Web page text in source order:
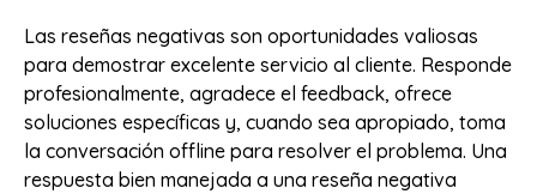
Las reseñas negativas son oportunidades valiosas
para demostrar excelente servicio al cliente. Responde
profesionalmente, agradece el feedback, ofrece
soluciones específicas y, cuando sea apropiado, toma
la conversación offline para resolver el problema. Una
respuesta bien manejada a una reseña negativa